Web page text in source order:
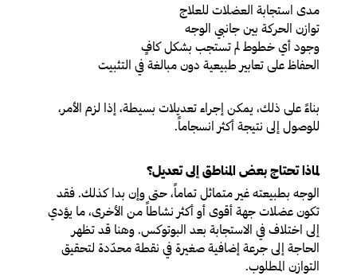
مدى استجابة العضلات للعلاج
توازن الحركة بين جانبي الوجه
وجود أي خطوط لم تستجب بشكل كافٍ
الحفاظ على تعابير طبيعية دون مبالغة في التثبيت
بناءً على ذلك، يمكن إجراء تعديلات بسيطة، إذا لزم الأمر،
للوصول إلى نتيجة أكثر انسجاماً.
لماذا تحتاج بعض المناطق إلى تعديل؟
الوجه بطبيعته غير متماثل تماماً، حتى وإن بدا كذلك. فقد
تكون عضلات جهة أقوى أو أكثر نشاطاً من الأخرى، ما يؤدي
إلى اختلاف في الاستجابة بعد البوتوكس. وهنا قد تظهر
الحاجة إلى جرعة إضافية صغيرة في نقطة محدّدة لتحقيق
التوازن المطلوب.